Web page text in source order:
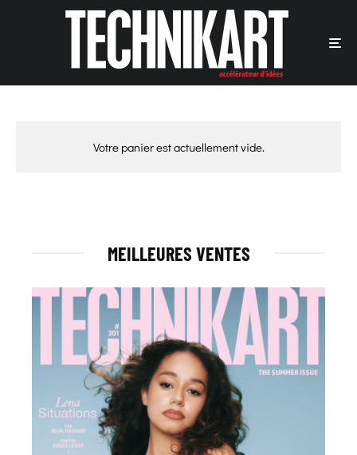
Votre panier est actuellement vide.
MEILLEURES VENTES